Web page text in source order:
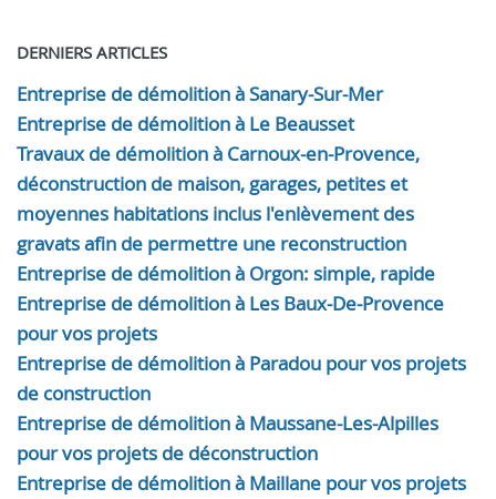
DERNIERS ARTICLES
Entreprise de démolition à Sanary-Sur-Mer
Entreprise de démolition à Le Beausset
Travaux de démolition à Carnoux-en-Provence,
déconstruction de maison, garages, petites et
moyennes habitations inclus l'enlèvement des
gravats afin de permettre une reconstruction
Entreprise de démolition à Orgon: simple, rapide
Entreprise de démolition à Les Baux-De-Provence
pour vos projets
Entreprise de démolition à Paradou pour vos projets
de construction
Entreprise de démolition à Maussane-Les-Alpilles
pour vos projets de déconstruction
Entreprise de démolition à Maillane pour vos projets